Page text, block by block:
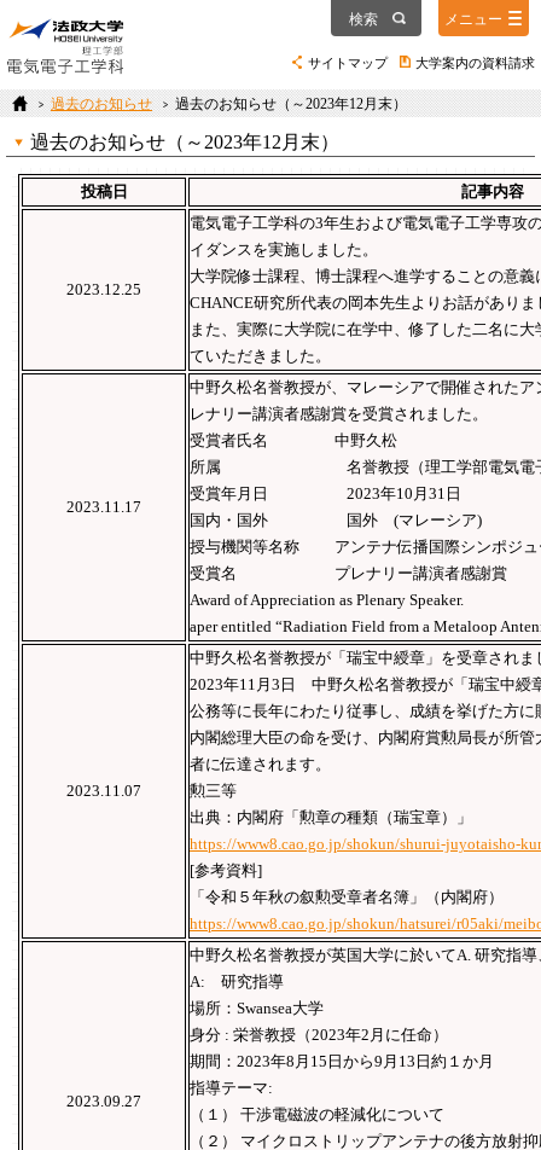
サイトマップ 大学案内の資料請求
検索 メニュー
過去のお知らせ 過去のお知らせ（～2023年12月末）
過去のお知らせ（～2023年12月末）
投稿日 記事内容
2023.12.25
電気電子工学科の3年生および電気電子工学専攻
イダンスを実施しました。
大学院修士課程、博士課程へ進学することの意
CHANCE研究所代表の岡本先生よりお話がありま
また、実際に大学院に在学中、修了した二名に
ていただきました。
2023.11.17
中野久松名誉教授が、マレーシアで開催された
レナリー講演者感謝賞を受賞されました。
受賞者氏名 中野久松
所属 名誉教授（理工学部電気電子
受賞年月日 2023年10月31日
国内・国外 国外 (マレーシア)
授与機関等名称 アンテナ伝播国際シンポジュ
受賞名 プレナリー講演者感謝賞
Award of Appreciation as Plenary Speaker.
aper entitled “Radiation Field from a Metaloop
2023.11.07
中野久松名誉教授が「瑞宝中綬章」を受章されま
2023年11月3日 中野久松名誉教授が「瑞宝中綬
公務等に長年にわたり従事し、成績を挙げた方に
内閣総理大臣の命を受け、内閣府賞勲局長が所
者に伝達されます。
勲三等
出典：内閣府「勲章の種類（瑞宝章）」
https://www8.cao.go.jp/shokun/shurui-juyotaisho-
[参考資料]
「令和５年秋の叙勲受章者名簿」（内閣府）
https://www8.cao.go.jp/shokun/hatsurei/r05aki/
2023.09.27
中野久松名誉教授が英国大学に於いてA. 研究指
A: 研究指導
場所：Swansea大学
身分 : 栄誉教授（2023年2月に任命）
期間：2023年8月15日から9月13日約１か月
指導テーマ:
（１） 干渉電磁波の軽減化について
（２） マイクロストリップアンテナの後方放射